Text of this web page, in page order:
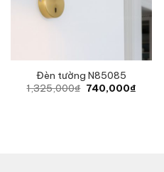
Đèn tường N85085
1,325,000₫ Original
price
740,000₫Current